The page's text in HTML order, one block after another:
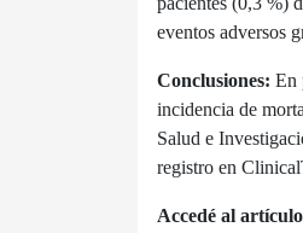
eventos adversos
Conclusiones: En
incidencia de
Salud e
registro en
Accedé al